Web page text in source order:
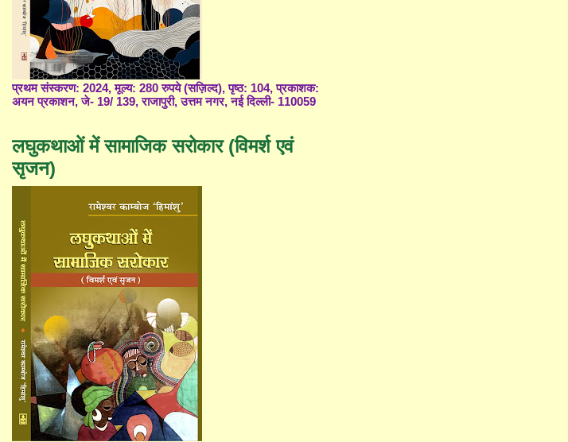
प्रथम संस्करण: 2024, मूल्य: 280 रुपये (सज़िल्द), पृष्ठ: 104, प्रकाशक:
अयन प्रकाशन, जे- 19/ 139, राजापुरी, उत्तम नगर, नई दिल्ली- 110059
लघुकथाओं में सामाजिक सरोकार (विमर्श एवं
सृजन)